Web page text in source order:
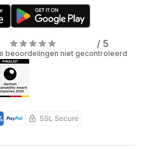
/ 5
beoordelingen niet gecontroleerd